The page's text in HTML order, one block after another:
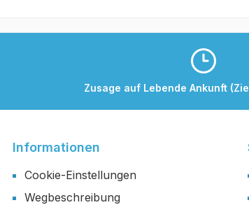
Zusage auf Lebende Ankunft
Informationen
Cookie-Einstellungen
Wegbeschreibung